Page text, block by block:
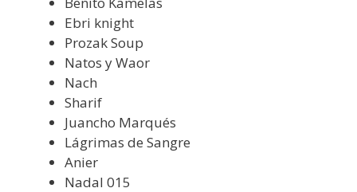
Ebri knight
Prozak Soup
Natos y Waor
Nach
Sharif
Juancho Marqués
Lágrimas de Sangre
Anier
Nadal 015